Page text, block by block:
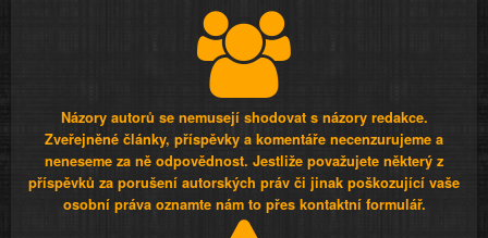
Názory autorů se nemusejí shodovat s názory redakce.
Zveřejněné články, příspěvky a komentáře necenzurujeme a
neneseme za ně odpovědnost. Jestliže považujete některý z
příspěvků za porušení autorských práv či jinak poškozující vaše
osobní práva oznamte nám to přes kontaktní formulář.